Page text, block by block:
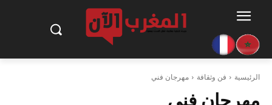
الرئيسية فن وثقافة مهرجان فني
مهرجان فني